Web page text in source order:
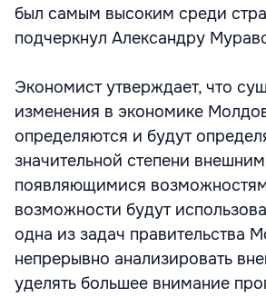
был самым высоким среди
подчеркнул Александру
Экономист утверждает, что
изменения в экономике
определяются и будут
значительной степени
появляющимися
возможности будут
одна из задач правительства
непрерывно анализировать
уделять большее внимание